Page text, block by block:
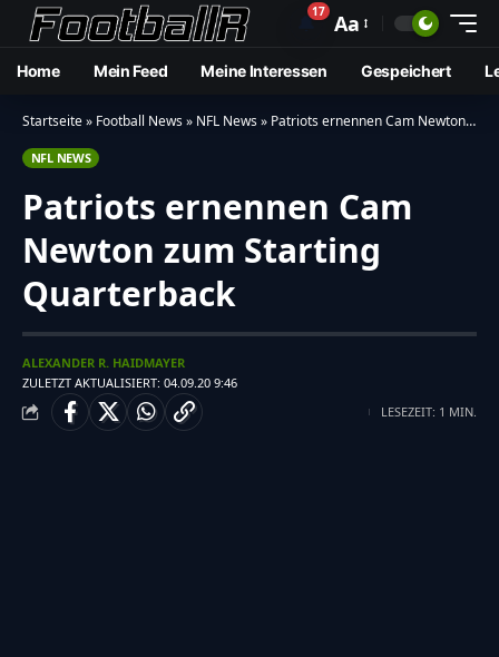
🔔17 Aa
Home Mein Feed Meine Interessen Gespeichert
Startseite» Football News» NFL News» Patriots ernennen Cam Newton zum Starting Quarterback
NFL NEWS
Patriots ernennen Cam
Newton zum Starting
Quarterback
ZULETZT AKTUALISIERT: 04.09.20 9:46
ALEXANDER R. HAIDMAYER
LESEZEIT: 1 MIN.